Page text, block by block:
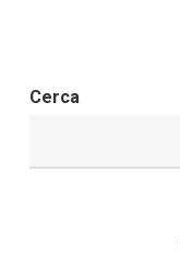
Cerca